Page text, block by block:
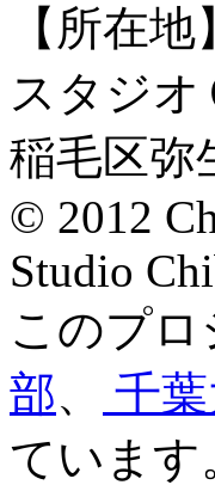
【所在地
スタジ
稲毛区弥
© 2012
Studio
このプロ
部、
千
ています